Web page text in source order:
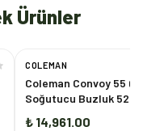
Ürünler
COLEMAN
Coleman Convoy 55
Soğutucu Buzluk 52 Lt
₺ 14,961.00